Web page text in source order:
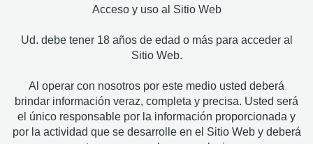
Acceso y uso al Sitio Web
Ud. debe tener 18 años de edad o más para acceder al
Sitio Web.
Al operar con nosotros por este medio usted deberá
brindar información veraz, completa y precisa. Usted será
el único responsable por la información proporcionada y
por la actividad que se desarrolle en el Sitio Web y deberá